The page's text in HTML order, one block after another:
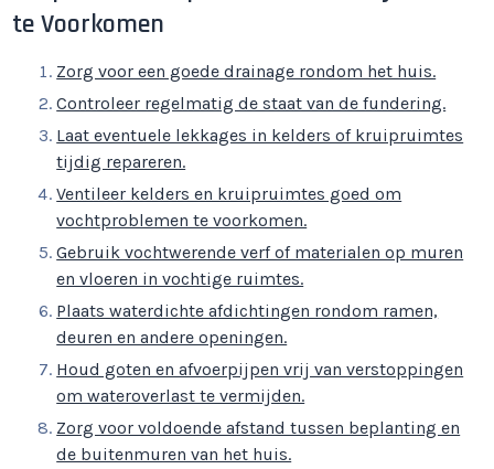
te Voorkomen
Zorg voor een goede drainage rondom het huis.
Controleer regelmatig de staat van de fundering.
Laat eventuele lekkages in kelders of kruipruimtes
tijdig repareren.
Ventileer kelders en kruipruimtes goed om
vochtproblemen te voorkomen.
Gebruik vochtwerende verf of materialen op muren
en vloeren in vochtige ruimtes.
Plaats waterdichte afdichtingen rondom ramen,
deuren en andere openingen.
Houd goten en afvoerpijpen vrij van verstoppingen
om wateroverlast te vermijden.
Zorg voor voldoende afstand tussen beplanting en
de buitenmuren van het huis.